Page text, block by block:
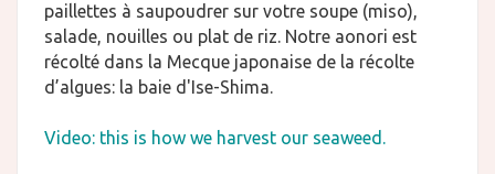
paillettes à saupoudrer sur votre soupe (miso),
salade, nouilles ou plat de riz. Notre aonori est
récolté dans la Mecque japonaise de la récolte
d’algues: la baie d'Ise-Shima.
Video: this is how we harvest our seaweed.